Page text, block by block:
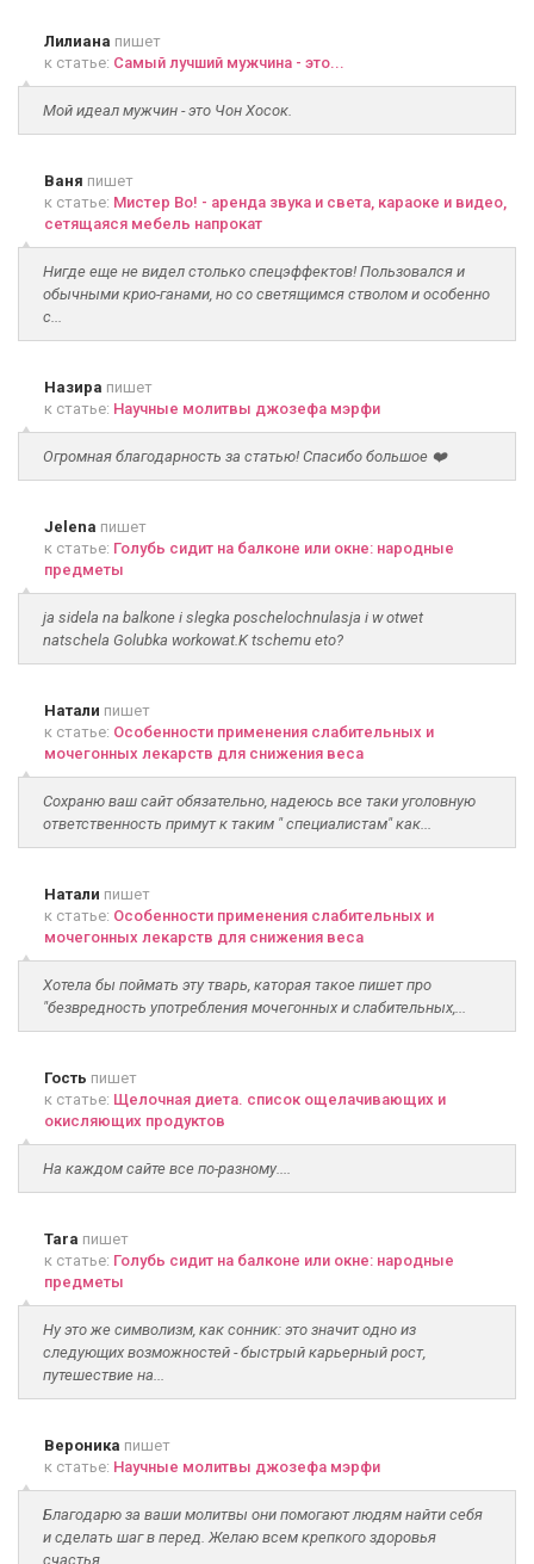
Лилиана пишет
к статье: Самый лучший мужчина - это...
Мой идеал мужчин - это Чон Хосок.
Ваня пишет
к статье: Мистер Во! - аренда звука и света, караоке и видео,
сетящаяся мебель напрокат
Нигде еще не видел столько спецэффектов! Пользовался и
обычными крио-ганами, но со светящимся стволом и особенно
с...
Назира пишет
к статье: Научные молитвы джозефа мэрфи
Огромная благодарность за статью! Спасибо большое ❤️
Jelena пишет
к статье: Голубь сидит на балконе или окне: народные
предметы
ja sidela na balkone i slegka poschelochnulasja i w otwet
natschela Golubka workowat.K tschemu eto?
Натали пишет
к статье: Особенности применения слабительных и
мочегонных лекарств для снижения веса
Сохраню ваш сайт обязательно, надеюсь все таки уголовную
ответственность примут к таким " специалистам" как...
Натали пишет
к статье: Особенности применения слабительных и
мочегонных лекарств для снижения веса
Хотела бы поймать эту тварь, каторая такое пишет про
"безвредность употребления мочегонных и слабительных,...
Гость пишет
к статье: Щелочная диета. список ощелачивающих и
окисляющих продуктов
На каждом сайте все по-разному....
Tara пишет
к статье: Голубь сидит на балконе или окне: народные
предметы
Ну это же символизм, как сонник: это значит одно из
следующих возможностей - быстрый карьерный рост,
путешествие на...
Вероника пишет
к статье: Научные молитвы джозефа мэрфи
Благодарю за ваши молитвы они помогают людям найти себя
и сделать шаг в перед. Желаю всем крепкого здоровья
счастья...